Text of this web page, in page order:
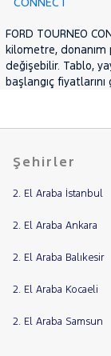
FORD TOURNEO
kilometre,
değişebilir. Tablo,
başlangıç fiyatlarını
Şehirler
2. El Araba İstanbul
2. El Araba Ankara
2. El Araba Balıkesir
2. El Araba Kocaeli
2. El Araba Samsun